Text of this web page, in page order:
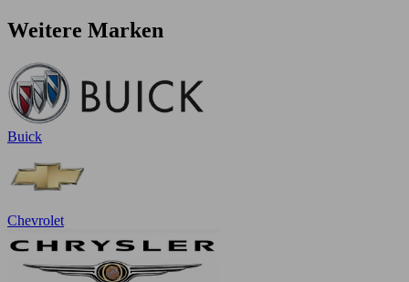
Weitere Marken
Buick
Chevrolet